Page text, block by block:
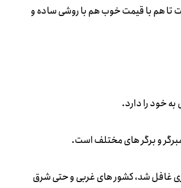
هم با قیمت خوب هم با روشی ساده و
خود را دارد.
و برگر های مختلف است.
غافل شد، کشور های غربی و حتی شرق